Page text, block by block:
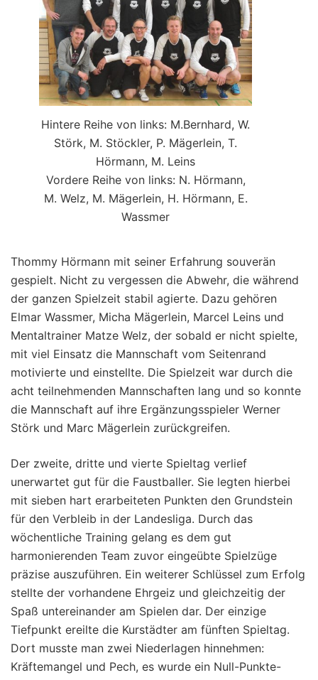
Hintere Reihe von links: M.Bernhard, W.
Störk, M. Stöckler, P. Mägerlein, T.
Hörmann, M. Leins
Vordere Reihe von links: N. Hörmann,
M. Welz, M. Mägerlein, H. Hörmann, E.
Wassmer
Thommy Hörmann mit seiner Erfahrung souverän
gespielt. Nicht zu vergessen die Abwehr, die während
der ganzen Spielzeit stabil agierte. Dazu gehören
Elmar Wassmer, Micha Mägerlein, Marcel Leins und
Mentaltrainer Matze Welz, der sobald er nicht spielte,
mit viel Einsatz die Mannschaft vom Seitenrand
motivierte und einstellte. Die Spielzeit war durch die
acht teilnehmenden Mannschaften lang und so konnte
die Mannschaft auf ihre Ergänzungsspieler Werner
Störk und Marc Mägerlein zurückgreifen.
Der zweite, dritte und vierte Spieltag verlief
unerwartet gut für die Faustballer. Sie legten hierbei
mit sieben hart erarbeiteten Punkten den Grundstein
für den Verbleib in der Landesliga. Durch das
wöchentliche Training gelang es dem gut
harmonierenden Team zuvor eingeübte Spielzüge
präzise auszuführen. Ein weiterer Schlüssel zum Erfolg
stellte der vorhandene Ehrgeiz und gleichzeitig der
Spaß untereinander am Spielen dar. Der einzige
Tiefpunkt ereilte die Kurstädter am fünften Spieltag.
Dort musste man zwei Niederlagen hinnehmen:
Kräftemangel und Pech, es wurde ein Null-Punkte-